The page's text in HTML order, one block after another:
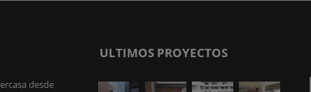
desde
ULTIMOS PROYECTOS